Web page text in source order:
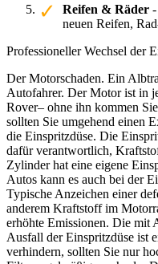
Reifen & Räder
neuen Reifen,
Professioneller Wechsel der
Der Motorschaden. Ein
Autofahrer. Der Motor ist in
Rover– ohne ihn kommen
sollten Sie umgehend einen
die Einspritzdüse. Die
dafür verantwortlich,
Zylinder hat eine eigene
Autos kann es auch bei der
Typische Anzeichen einer
anderem Kraftstoff im
erhöhte Emissionen. Die mit
Ausfall der Einspritzdüse ist
verhindern, sollten Sie nur